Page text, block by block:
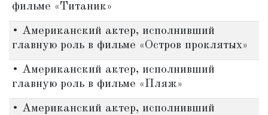
фильме «Титаник»
• Американский актер, исполнивший
главную роль в фильме «Остров проклятых»
• Американский актер, исполнивший
главную роль в фильме «Пляж»
• Американский актер, исполнивший